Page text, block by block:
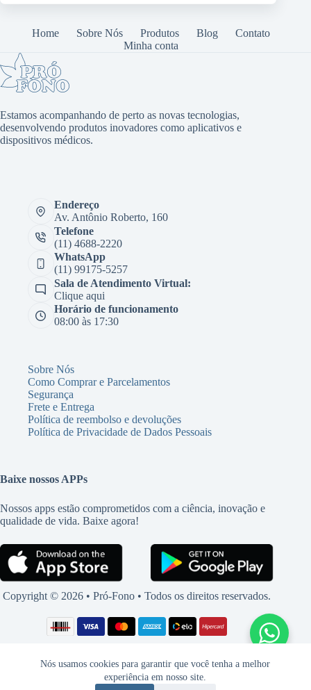
Nós usamos cookies para garantir que você tenha a melhor
experiência em nosso site.
Home Sobre Nós Produtos Blog
Contato
Minha conta
Estamos acompanhando de perto as novas tecnologias,
desenvolvendo produtos inovadores como aplicativos e
dispositivos médicos.
Endereço
Av. Antônio Roberto, 160
Telefone
(11) 4688-2220
WhatsApp
(11) 99175-5257
Sala de Atendimento Virtual:
Clique aqui
Horário de funcionamento
08:00 às 17:30
Sobre Nós
Como Comprar e Parcelamentos
Segurança
Frete e Entrega
Política de reembolso e devoluções
Política de Privacidade de Dados Pessoais
Baixe nossos APPs
Nossos apps estão comprometidos com a ciência, inovação e
qualidade de vida. Baixe agora!
Copyright © 2026 • Pró-Fono • Todos os direitos reservados.